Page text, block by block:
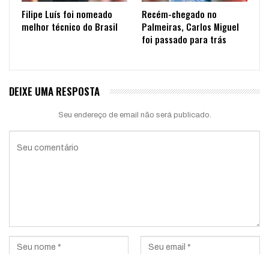
Filipe Luís foi nomeado
melhor técnico do Brasil
Recém-chegado no
Palmeiras, Carlos Miguel
foi passado para trás
DEIXE UMA RESPOSTA
Seu endereço de email não será publicado.